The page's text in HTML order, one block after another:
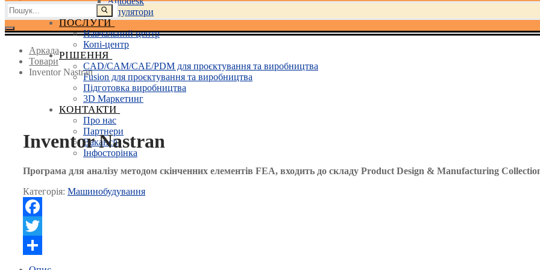
3D маніпулятори
ПОСЛУГИ
Навчальний центр
Копі-центр
РІШЕННЯ
CAD/CAM/CAE/PDM для проєктування та виробництва
Fusion для проєктування та виробництва
Підготовка виробництва
3D Маркетинг
КОНТАКТИ
Про нас
Партнери
Вакансії
Інфосторінка
Пошук:
Аркада
Товари
Inventor Nastran
Inventor Nastran
Програма для аналізу методом скінченних елементів FEA, входить до складу Product Design & Manufacturing
Категорія: Машинобудування
Facebook
Twitter
Поділитися